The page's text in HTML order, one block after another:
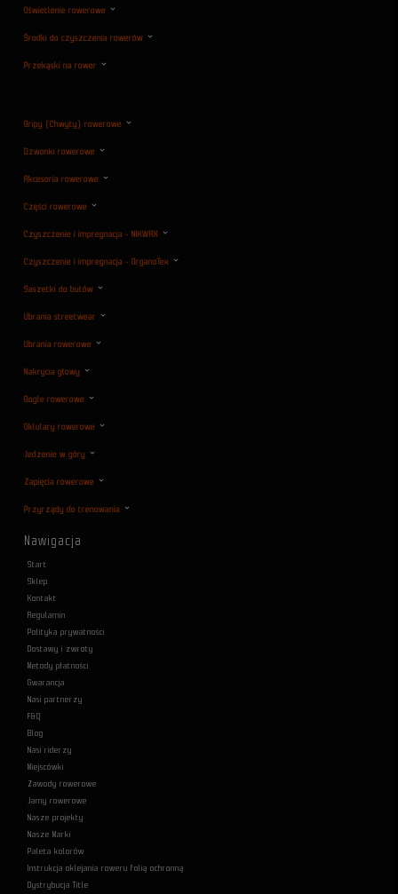
Oświetlenie rowerowe
Środki do czyszczenia rowerów
Przekąski na rower
Gripy (Chwyty) rowerowe
Dzwonki rowerowe
Akcesoria rowerowe
Części rowerowe
Czyszczenie i impregnacja - NIKWAX
Czyszczenie i impregnacja - OrganoTex
Saszetki do butów
Ubrania streetwear
Ubrania rowerowe
Nakrycia głowy
Gogle rowerowe
Oklulary rowerowe
Jedzenie w góry
Zapięcia rowerowe
Przyrządy do trenowania
Nawigacja
Start
Sklep
Kontakt
Regulamin
Polityka prywatności
Dostawy i zwroty
Metody płatności
Gwarancja
Nasi partnerzy
F&Q
Blog
Nasi riderzy
Miejscówki
Zawody rowerowe
Jamy rowerowe
Nasze projekty
Nasze Marki
Paleta kolorów
Instrukcja oklejania roweru folią ochronną
Dystrybucja Title